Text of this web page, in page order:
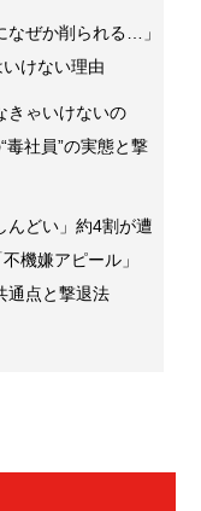
なぜか削られる…」
けない理由
きゃいけないの
社員”の実態と撃
んどい」約4割が遭
機嫌アピール」
通点と撃退法